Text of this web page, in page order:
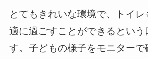
とてもきれいな環境で、トイ
適に過ごすことができるという
す。子どもの様子をモニターで